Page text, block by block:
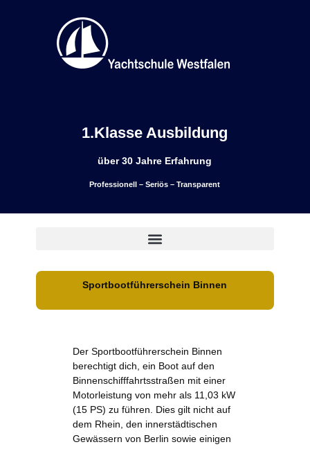
1.Klasse Ausbildung
über 30 Jahre Erfahrung
Professionell – Seriös – Transparent
Sportbootführerschein Binnen
Der Sportbootführerschein Binnen
berechtigt dich, ein Boot auf den
Binnenschifffahrtsstraßen mit einer
Motorleistung von mehr als 11,03 kW
(15 PS) zu führen. Dies gilt nicht auf
dem Rhein, den innerstädtischen
Gewässern von Berlin sowie einigen